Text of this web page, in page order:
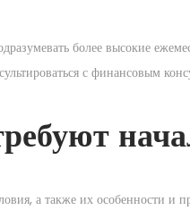
более высокие
с финансовым
а также их особенности и